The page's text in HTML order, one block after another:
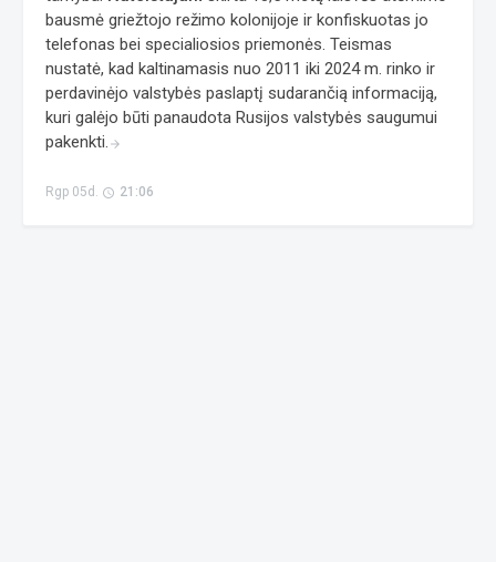
bausmė griežtojo režimo kolonijoje ir konfiskuotas jo
telefonas bei specialiosios priemonės. Teismas
nustatė, kad kaltinamasis nuo 2011 iki 2024 m. rinko ir
perdavinėjo valstybės paslaptį sudarančią informaciją,
kuri galėjo būti panaudota Rusijos valstybės saugumui
pakenkti. arrow_forward
Rgp 05d. access_time 21:06